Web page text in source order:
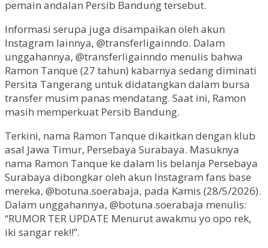
pemain andalan Persib Bandung tersebut.
Informasi serupa juga disampaikan oleh akun
Instagram lainnya, @transferligainndo. Dalam
unggahannya, @transferligainndo menulis bahwa
Ramon Tanque (27 tahun) kabarnya sedang diminati
Persita Tangerang untuk didatangkan dalam bursa
transfer musim panas mendatang. Saat ini, Ramon
masih memperkuat Persib Bandung.
Terkini, nama Ramon Tanque dikaitkan dengan klub
asal Jawa Timur, Persebaya Surabaya. Masuknya
nama Ramon Tanque ke dalam lis belanja Persebaya
Surabaya dibongkar oleh akun Instagram fans base
mereka, @botuna.soerabaja, pada Kamis (28/5/2026).
Dalam unggahannya, @botuna.soerabaja menulis:
“RUMOR TER UPDATE Menurut awakmu yo opo rek,
iki sangar rek!!”.